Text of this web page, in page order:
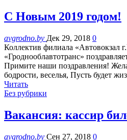
С Новым 2019 годом!
avgrodno.by Дек 29, 2018 0
Коллектив филиала «Автовокзал
«Гроднооблавтотранс»
Примите наши поздравления!
бодрости, веселья, Пусть будет
Читать
Без рубрики
Вакансия: кассир
avgrodno.by Сен 27, 2018 0